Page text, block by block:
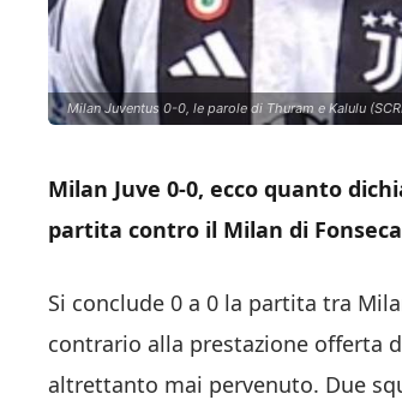
Milan Juventus 0-0, le parole di Thuram e Kalulu
Milan Juve 0-0, ecco quanto
partita contro il Milan di
Si conclude 0 a 0 la partita tra
contrario alla prestazione offerta
altrettanto mai pervenuto. Due